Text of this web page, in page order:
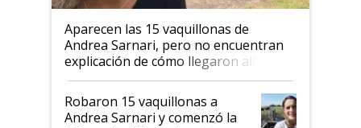
Aparecen las 15 vaquillonas de
Andrea Sarnari, pero no encuentran
explicación de cómo llegaron allí
Robaron 15 vaquillonas a
Andrea Sarnari y comenzó la